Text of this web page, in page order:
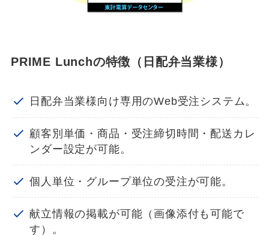
PRIME Lunchの特徴（日配弁当業様）
日配弁当業様向け専用のWeb受注システム。
顧客別単価・商品・受注締切時間・配送カレ
ンダー設定が可能。
個人単位・グループ単位の受注が可能。
献立情報の掲載が可能（画像添付も可能で
す）。